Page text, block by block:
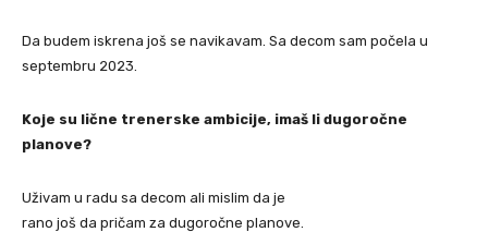
Da budem iskrena još se navikavam. Sa decom sam počela u
septembru 2023.
Koje su lične trenerske ambicije, imaš li dugoročne
planove?
Uživam u radu sa decom ali mislim da je
rano još da pričam za dugoročne planove.